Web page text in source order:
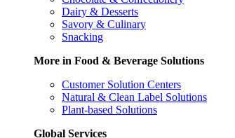
Dairy & Desserts
Savory & Culinary
Snacking
More in Food & Beverage Solutions
Customer Solution Centers
Natural & Clean Label Solutions
Plant-based Solutions
Global Services